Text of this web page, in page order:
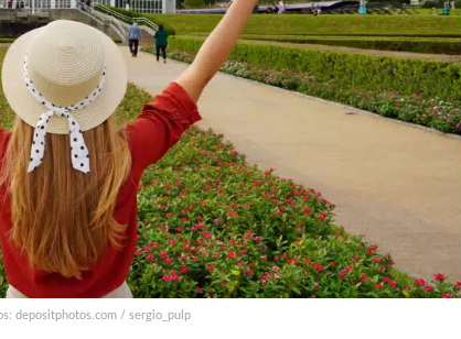
depositphotos.com / sergio_pulp